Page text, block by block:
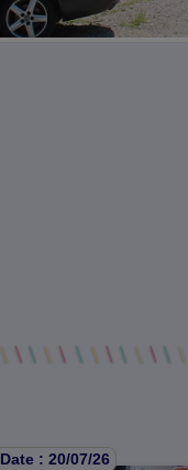
Date : 20/07/26